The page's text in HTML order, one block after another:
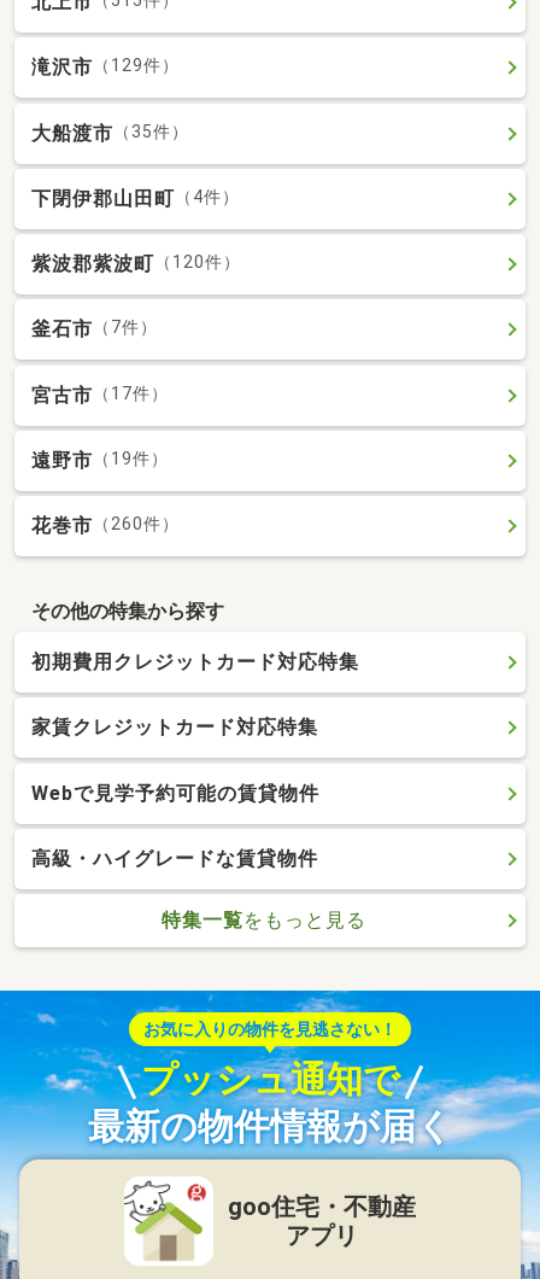
滝沢市 （129件）
大船渡市 （35件）
下閉伊郡山田町 （4件）
紫波郡紫波町 （120件）
釜石市 （7件）
宮古市 （17件）
遠野市 （19件）
花巻市 （260件）
その他の特集から探す
初期費用クレジットカード対応特集
家賃クレジットカード対応特集
Webで見学予約可能の賃貸物件
高級・ハイグレードな賃貸物件
特集一覧をもっと見る
お気に入りの物件を見逃さない！
プッシュ通知で
最新の物件情報が届く
goo住宅・不動産
アプリ